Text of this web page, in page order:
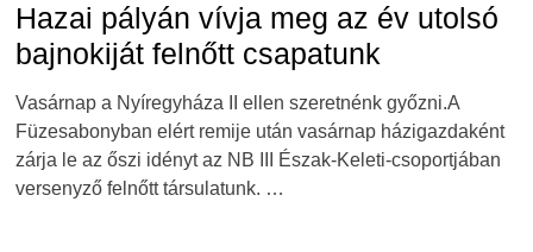
Hazai pályán vívja meg az év utolsó
bajnokiját felnőtt csapatunk
Vasárnap a Nyíregyháza II ellen szeretnénk győzni.A
Füzesabonyban elért remije után vasárnap házigazdaként
zárja le az őszi idényt az NB III Észak-Keleti-csoportjában
versenyző felnőtt társulatunk. …